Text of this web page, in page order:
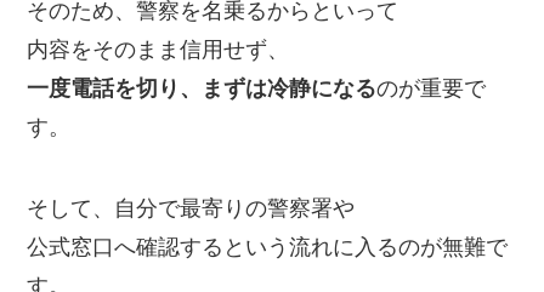
そのため、警察を名乗るからといって
内容をそのまま信用せず、
一度電話を切り、まずは冷静になるのが重要で
す。
そして、自分で最寄りの警察署や
公式窓口へ確認するという流れに入るのが無難で
す。